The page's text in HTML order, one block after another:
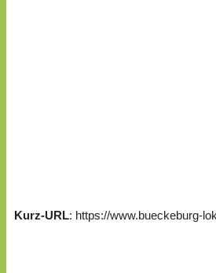
Kurz-URL: https://www.bueckeburg-